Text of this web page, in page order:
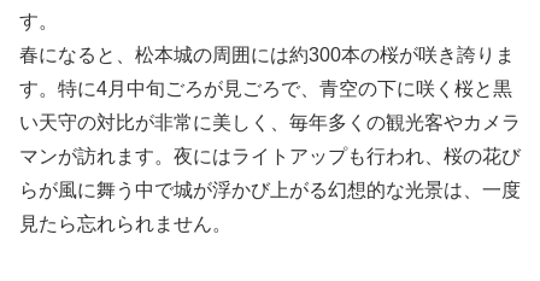
す。
春になると、松本城の周囲には約300本の桜が咲き誇りま
す。特に4月中旬ごろが見ごろで、青空の下に咲く桜と黒
い天守の対比が非常に美しく、毎年多くの観光客やカメラ
マンが訪れます。夜にはライトアップも行われ、桜の花び
らが風に舞う中で城が浮かび上がる幻想的な光景は、一度
見たら忘れられません。